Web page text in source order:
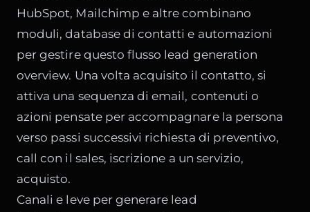
HubSpot, Mailchimp e altre combinano
moduli, database di contatti e automazioni
per gestire questo flusso lead generation
overview. Una volta acquisito il contatto, si
attiva una sequenza di email, contenuti o
azioni pensate per accompagnare la persona
verso passi successivi richiesta di preventivo,
call con il sales, iscrizione a un servizio,
acquisto.
Canali e leve per generare lead